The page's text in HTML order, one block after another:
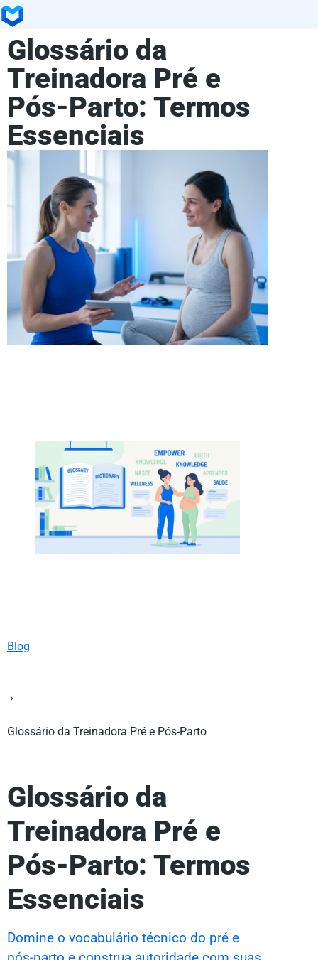
Glossário da
Treinadora Pré e
Pós-Parto: Termos
Essenciais
Blog
›
Glossário da Treinadora Pré e Pós-Parto
Glossário da
Treinadora Pré e
Pós-Parto: Termos
Essenciais
Domine o vocabulário técnico do pré e